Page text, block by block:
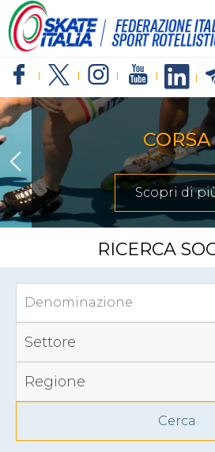
CORSA
Scopri di
RICERCA
Settore
Regione